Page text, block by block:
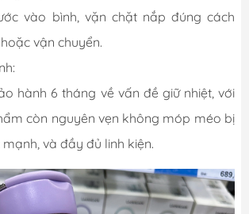
vào bình, vặn chặt nắp đúng cách
vận chuyển.
hành 6 tháng về vấn đề giữ nhiệt, với
còn nguyên vẹn không móp méo bị
và đầy đủ linh kiện.